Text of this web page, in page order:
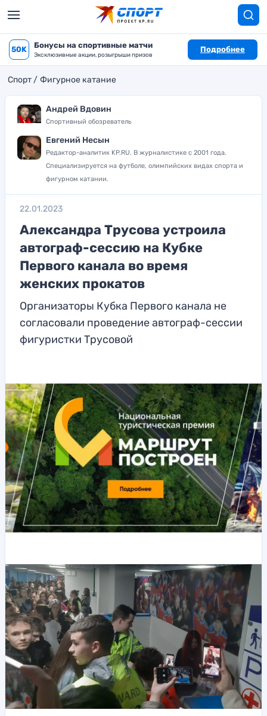
50K Бонусы на спортивные матчи
Эксклюзивные акции, розыгрыши призов
Подробнее
Спорт Фигурное катание
Андрей Вдовин
Спортивный обозреватель
Евгений Несын
Редактор-аналитик KP.RU. В журналистике с 2001 года.
Специализируется на футболе, олимпийских видах спорта и
фигурном катании.
22.01.2023
Александра Трусова устроила
автограф-сессию на Кубке
Первого канала во время
женских прокатов
Организаторы Кубка Первого канала не
согласовали проведение автограф-сессии
фигуристки Трусовой